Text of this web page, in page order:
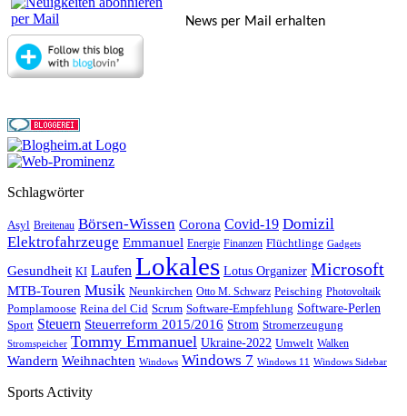
News per Mail erhalten
Schlagwörter
Asyl Breitenau Börsen-Wissen Corona Covid-19 Domizil
Elektrofahrzeuge Emmanuel Energie Finanzen Flüchtlinge Gadgets
Gesundheit KI Laufen Lokales Lotus Organizer Microsoft
MTB-Touren Musik Neunkirchen Otto M. Schwarz Peisching Photovoltaik
Pomplamoose Reina del Cid Scrum Software-Empfehlung Software-Perlen
Sport Steuern Steuerreform 2015/2016 Strom Stromerzeugung
Stromspeicher Tommy Emmanuel Ukraine-2022 Umwelt Walken
Wandern Weihnachten Windows Windows 7 Windows 11 Windows Sidebar
Sports Activity